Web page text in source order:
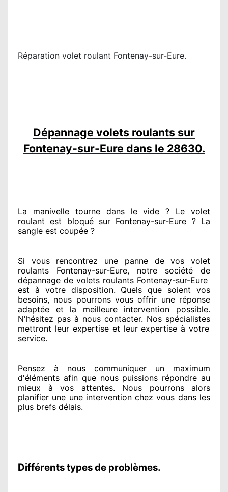
Réparation volet roulant Fontenay-sur-Eure.
Dépannage volets roulants sur
Fontenay-sur-Eure dans le 28630.
La manivelle tourne dans le vide ? Le volet
roulant est bloquésur Fontenay-sur-Eure ? La
sangle est coupée ?
Si vous rencontrez une panne de vos volet
roulants Fontenay-sur-Eure, notre société de
dépannage de volets roulants Fontenay-sur-Eure
est à votre disposition. Quels que soient vos
besoins, nous pourrons vous offrir une réponse
adaptée et la meilleure intervention possible.
N'hésitez pas à nous contacter. Nos spécialistes
mettront leur expertiseet leur expertise à votre
service.
Pensez à nous communiquer un maximum
d'éléments afin que nous puissions répondre au
mieux à vos attentes. Nous pourrons alors
planifier une une intervention chez vous dans les
plus brefs délais.
Différents types de problèmes.